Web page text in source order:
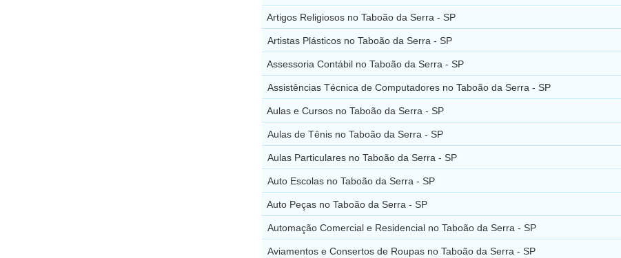
Artigos Religiosos no Taboão da Serra - SP
Artistas Plásticos no Taboão da Serra - SP
Assessoria Contábil no Taboão da Serra - SP
Assistências Técnica de Computadores no Taboão da Serra - SP
Aulas e Cursos no Taboão da Serra - SP
Aulas de Tênis no Taboão da Serra - SP
Aulas Particulares no Taboão da Serra - SP
Auto Escolas no Taboão da Serra - SP
Auto Peças no Taboão da Serra - SP
Automação Comercial e Residencial no Taboão da Serra - SP
Aviamentos e Consertos de Roupas no Taboão da Serra - SP